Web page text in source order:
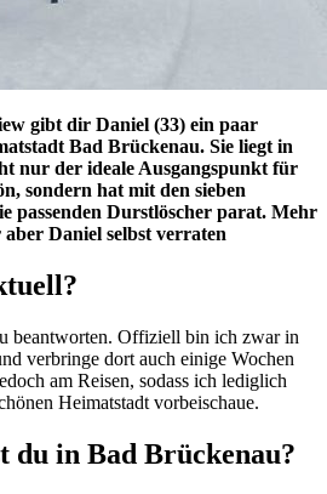
gibt dir Daniel (33) ein paar
Bad Brückenau. Sie liegt in
nur der ideale Ausgangspunkt für
sondern hat mit den sieben
passenden Durstlöscher parat. Mehr
Daniel selbst verraten
beantworten. Offiziell bin ich zwar in
verbringe dort auch einige Wochen
am Reisen, sodass ich lediglich
Heimatstadt vorbeischaue.
du in Bad Brückenau?